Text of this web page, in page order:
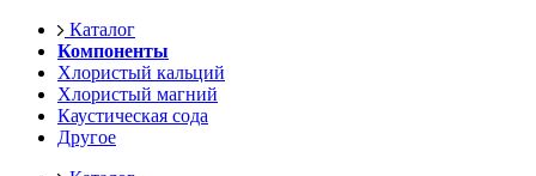
Каталог
Компоненты
Хлористый кальций
Хлористый магний
Каустическая сода
Другое